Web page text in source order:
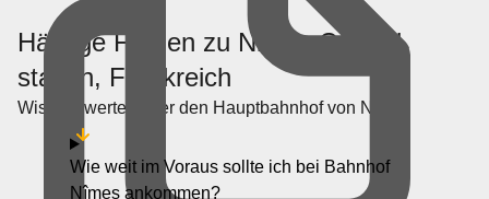
Häufige Fragen zu Nimes Central
station, Frankreich
Wissenswertes über den Hauptbahnhof von Nimes
Wie weit im Voraus sollte ich bei Bahnhof
Nîmes ankommen?